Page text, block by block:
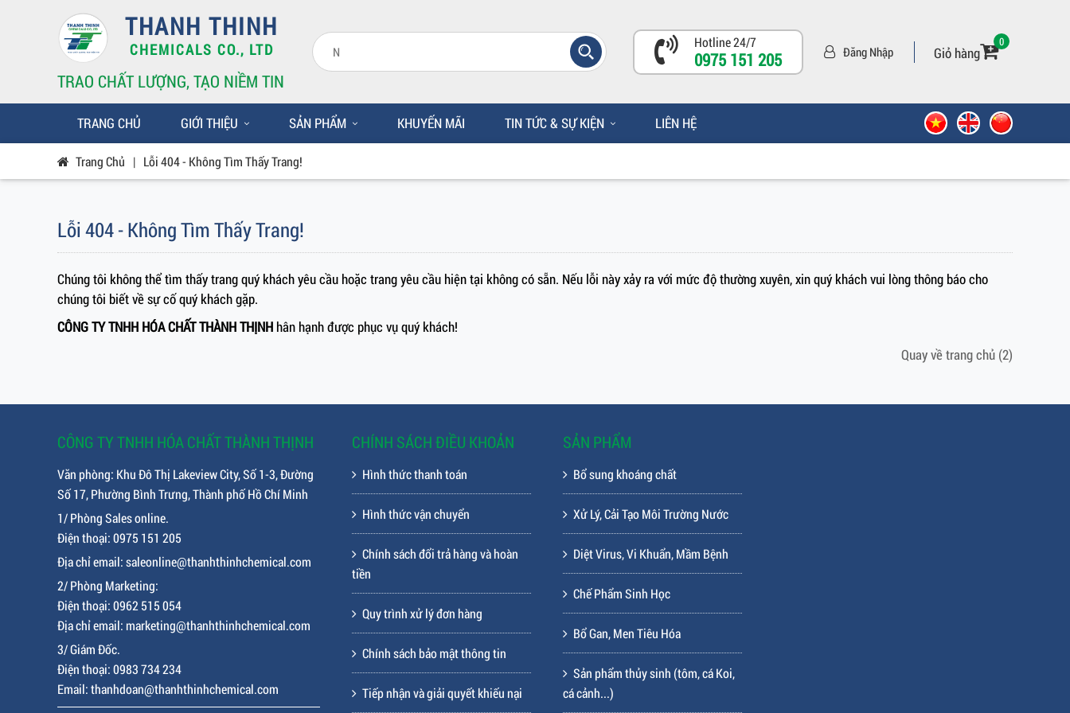
THANH THINH
CHEMICALS CO., LTD
TRAO CHẤT LƯỢNG, TẠO NIỀM TIN
Hotline 24/7
0975 151 205 Đăng Nhập Giỏ hàng
0
TRANG CHỦ GIỚI THIỆU SẢN PHẨM KHUYẾN MÃI TIN TỨC & SỰ KIỆN LIÊN HỆ
Trang Chủ | Lỗi 404 - Không Tìm Thấy Trang!
Lỗi 404 - Không Tìm Thấy Trang!
Chúng tôi không thể tìm thấy trang quý khách yêu cầu hoặc trang yêu cầu hiện tại không có sẵn. Nếu lỗi này xảy ra với mức độ thường xuyên, xin quý khách vui lòng thông báo cho
chúng tôi biết về sự cố quý khách gặp.
CÔNG TY TNHH HÓA CHẤT THÀNH THỊNH hân hạnh được phục vụ quý khách!
Quay về trang chủ (2)
CÔNG TY TNHH HÓA CHẤT THÀNH THỊNH
Văn phòng: Khu Đô Thị Lakeview City, Số 1-3, Đường
Số 17, Phường Bình Trưng, Thành phố Hồ Chí Minh
1/ Phòng Sales online.
Điện thoại: 0975 151 205
Địa chỉ email: saleonline@thanhthinhchemical.com
2/ Phòng Marketing:
Điện thoại: 0962 515 054
Địa chỉ email: marketing@thanhthinhchemical.com
3/ Giám Đốc.
Điện thoại: 0983 734 234
Email: thanhdoan@thanhthinhchemical.com
CHÍNH SÁCH ĐIỀU KHOẢN
Hình thức thanh toán
Hình thức vận chuyển
Chính sách đổi trả hàng và hoàn
tiền
Quy trình xử lý đơn hàng
Chính sách bảo mật thông tin
Tiếp nhận và giải quyết khiếu nại
SẢN PHẨM
Bổ sung khoáng chất
Xử Lý, Cải Tạo Môi Trường Nước
Diệt Virus, Vi Khuẩn, Mầm Bệnh
Chế Phẩm Sinh Học
Bổ Gan, Men Tiêu Hóa
Sản phẩm thủy sinh (tôm, cá Koi,
cá cảnh...)